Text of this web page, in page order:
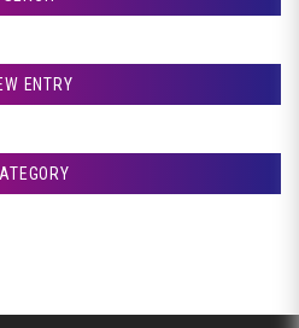
ENTRY
仕上げ磨き完了です♪
塗装完了です♪